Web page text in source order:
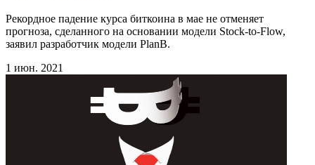
Рекордное падение курса биткоина в мае не отменяет
прогноза, сделанного на основании модели Stock-to-Flow,
заявил разработчик модели PlanB.
1 июн. 2021